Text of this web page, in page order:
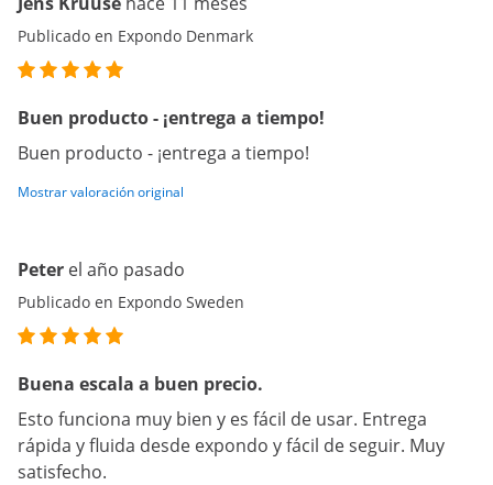
Publicado en Expondo Denmark
Buen producto - ¡entrega a tiempo!
Buen producto - ¡entrega a tiempo!
Mostrar valoración original
Peter el año pasado
Publicado en Expondo Sweden
Buena escala a buen precio.
Esto funciona muy bien y es fácil de usar. Entrega
rápida y fluida desde expondo y fácil de seguir. Muy
satisfecho.